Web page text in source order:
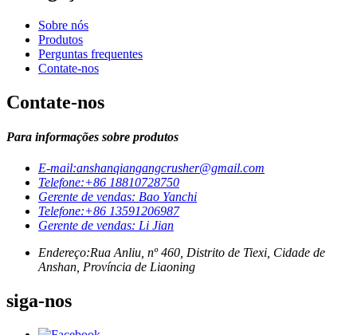
Sobre nós
Produtos
Perguntas frequentes
Contate-nos
Contate-nos
Para informações sobre produtos
E-mail:anshanqiangangcrusher@gmail.com
Telefone:+86 18810728750
Gerente de vendas: Bao Yanchi
Telefone:+86 13591206987
Gerente de vendas: Li Jian
Endereço:Rua Anliu, nº 460, Distrito de Tiexi, Cidade de
Anshan, Província de Liaoning
siga-nos